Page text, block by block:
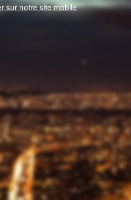
sur notre site mobile